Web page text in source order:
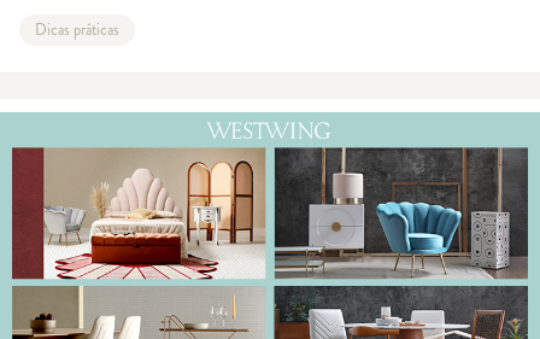
renovar os ares e esquentar a d
Dicas práticas